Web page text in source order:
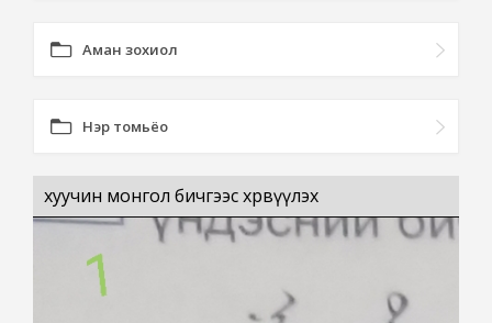
Аман зохиол
Нэр томьёо
хуучин монгол бичгээс хөрвүүлэх